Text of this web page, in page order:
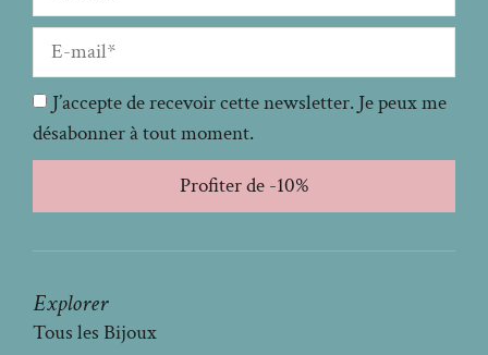
J’accepte de recevoir cette newsletter. Je peux me
désabonner à tout moment.
Profiter de -10%
Explorer
Tous les Bijoux